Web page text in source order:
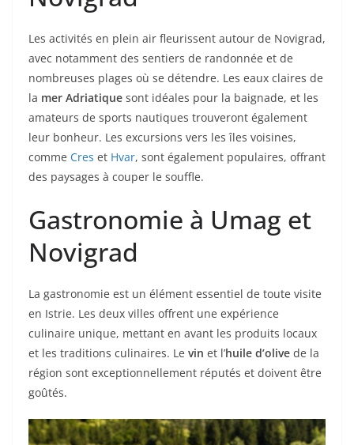
Les activités en plein air fleurissent autour de Novigrad,
avec notamment des sentiers de randonnée et de
nombreuses plages où se détendre. Les eaux claires de
la mer Adriatique sont idéales pour la baignade, et les
amateurs de sports nautiques trouveront également
leur bonheur. Les excursions vers les îles voisines,
comme Cres et Hvar, sont également populaires, offrant
des paysages à couper le souffle.
Gastronomie à Umag et
Novigrad
La gastronomie est un élément essentiel de toute visite
en Istrie. Les deux villes offrent une expérience
culinaire unique, mettant en avant les produits locaux
et les traditions culinaires. Le vin et l’huile d’olive de la
région sont exceptionnellement réputés et doivent être
goûtés.